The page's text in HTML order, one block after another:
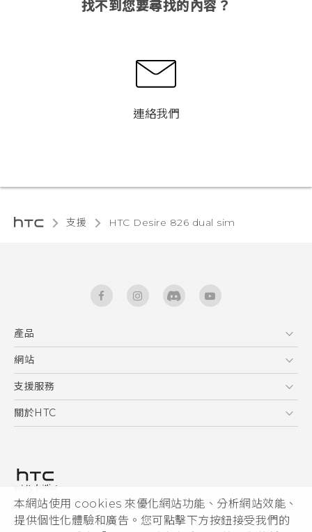
本網站使用 cookies 來優化網站功能、分析網站效能、
提供個性化體驗和廣告。您可點擊下方按鈕接受我們的
找不到您要尋找的內容？
連絡我們
支援 HTC Desire 826 dual sim‎
產品
5G
智能手機
區塊鍊手機
網站
HTC Dev
HTC Research
支援服務
服務中心
關於HTC
私隱政策
產品安全
加入HTC
© 2011-2026 HTC Corporation